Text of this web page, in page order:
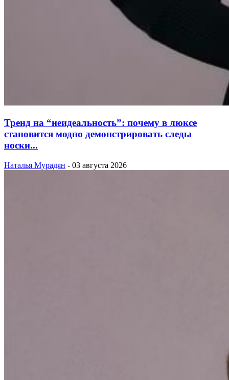
Тренд на “неидеальность”: почему в люксе
становится модно демонстрировать следы
носки...
Наталья Мурадян - 03 августа 2026